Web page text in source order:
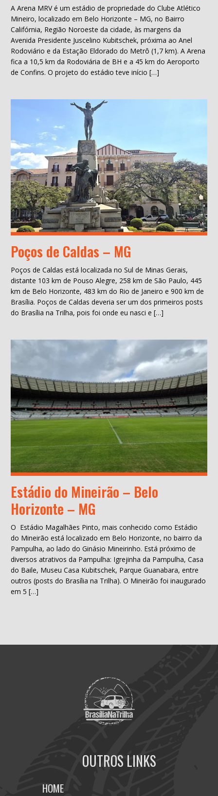
A Arena MRV é um estádio de propriedade do Clube Atlético
Mineiro, localizado em Belo Horizonte – MG, no Bairro
Califórnia, Região Noroeste da cidade, às margens da
Avenida Presidente Juscelino Kubitschek, próxima ao Anel
Rodoviário e da Estação Eldorado do Metrô (1,7 km). A Arena
fica a 10,5 km da Rodoviária de BH e a 45 km do Aeroporto
de Confins. O projeto do estádio teve início […]
Poços de Caldas – MG
Poços de Caldas está localizada no Sul de Minas Gerais,
distante 103 km de Pouso Alegre, 258 km de São Paulo, 445
km de Belo Horizonte, 483 km do Rio de Janeiro e 900 km de
Brasília. Poços de Caldas deveria ser um dos primeiros posts
do Brasília na Trilha, pois foi onde eu nasci e […]
Estádio do Mineirão – Belo
Horizonte – MG
O Estádio Magalhães Pinto, mais conhecido como Estádio
do Mineirão está localizado em Belo Horizonte, no bairro da
Pampulha, ao lado do Ginásio Mineirinho. Está próximo de
diversos atrativos da Pampulha: Igrejinha da Pampulha, Casa
do Baile, Museu Casa Kubitschek, Parque Guanabara, entre
outros (posts do Brasília na Trilha). O Mineirão foi inaugurado
em 5 […]
OUTROS LINKS
HOME